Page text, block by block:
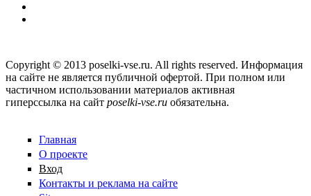
Copyright © 2013 poselki-vse.ru. All rights reserved. Информация
на сайте не является публичной офертой. При полном или
частичном использовании материалов активная
гиперссылка на сайт poselki-vse.ru​ обязательна.
Главная
О проекте
Вход
Контакты и реклама на сайте